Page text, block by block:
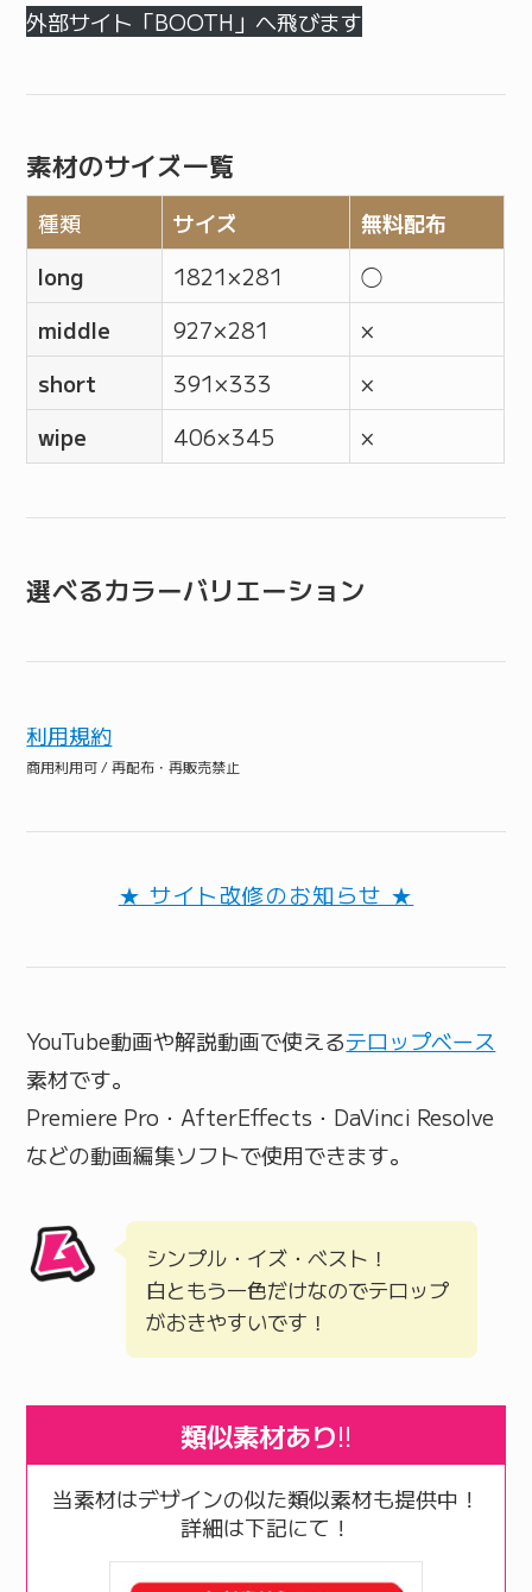
外部サイト「BOOTH」へ飛びます
素材のサイズ一覧
種類 サイズ
無料配布
long
1821 × 281
◯
middle
927 × 281
×
short
391 × 333
×
wipe
406 × 345 ×
選べるカラーバリエーション
利用規約
商用利用可 / 再配布・再販売禁止
★ サイト改修のお知らせ ★
YouTube動画や解説動画で使えるテロップベース
素材です。
Premiere Pro・AfterEffects・DaVinci Resolve
などの動画編集ソフトで使用できます。
シンプル・イズ・ベスト！
白ともう一色だけなのでテロップ
がおきやすいです！
類似素材あり!!
当素材はデザインの似た類似素材も提供中！
詳細は下記にて！